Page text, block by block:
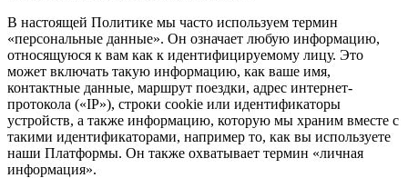
В настоящей Политике мы часто используем термин
«персональные данные». Он означает любую информацию,
относящуюся к вам как к идентифицируемому лицу. Это
может включать такую информацию, как ваше имя,
контактные данные, маршрут поездки, адрес интернет-
протокола («IP»), строки cookie или идентификаторы
устройств, а также информацию, которую мы храним вместе с
такими идентификаторами, например то, как вы используете
наши Платформы. Он также охватывает термин «личная
информация».